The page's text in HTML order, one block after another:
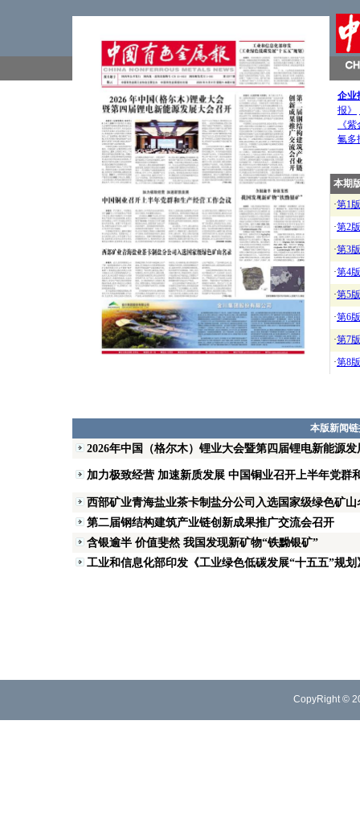
企业
报》
《
氟多
本期
·第1版
·第2版
·第3版
·第4版
·第5版
·第6版
·第7版
·第8版
本版新闻
2026年中国（格尔木）锂业大会暨第四届锂电新能源
加力极致经营 加速新质发展 中国铜业召开上半年党群
西部矿业青海盐业茶卡制盐分公司入选国家级绿色矿山
第二届钢结构建筑产业链创新成果推广交流会召开
含银逾半 价值斐然 我国发现新矿物“铁黝银矿”
工业和信息化部印发《工业绿色低碳发展“十五五”规划
CopyRight ©